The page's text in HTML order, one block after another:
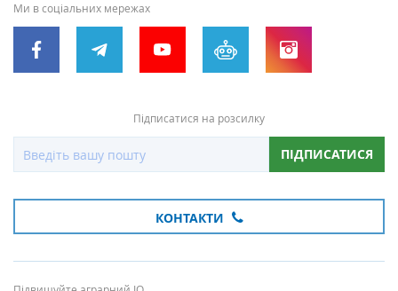
Ми в соціальних мережах
Підписатися на розсилку
ПІДПИСАТИСЯ
КОНТАКТИ